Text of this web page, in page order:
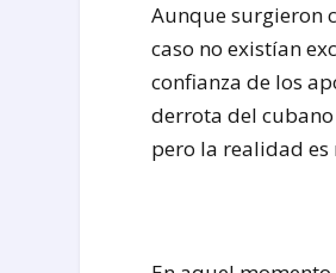
Aunque surgieron
caso no existían
confianza de los
derrota del
pero la realidad